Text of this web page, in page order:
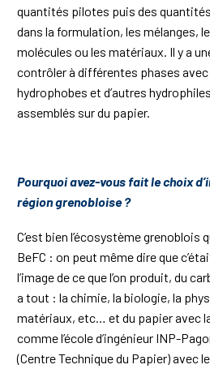
quantités pilotes puis des
dans la formulation, les mélanges,
molécules ou les matériaux. Il y a
contrôler à différentes phases
hydrophobes et d’autres
assemblés sur du papier.
Pourquoi avez-vous fait le choix
région grenobloise ?
C’est bien l’écosystème grenoblois
BeFC : on peut même dire que
l’image de ce que l’on produit, du
a tout : la chimie, la biologie, la
matériaux, etc… et du papier avec
comme l’école d’ingénieur INP-
(Centre Technique du Papier) avec